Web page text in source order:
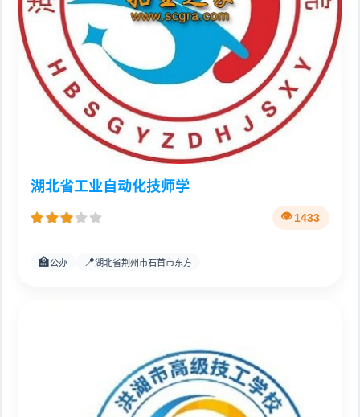
湖北省工业自动化技师学
1433
🏫公办 📍湖北省荆州市石首市东方